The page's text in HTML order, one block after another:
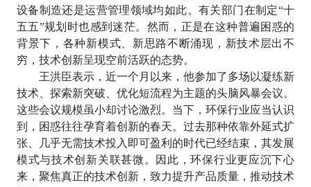
设备制造还是运营管理领域均如此。有关部门在制定“十
五五”规划时也感到迷茫。然而，正是在这种普遍困惑的
背景下，各种新模式、新思路不断涌现，新技术层出不
穷，技术创新呈现空前活跃的态势。
王洪臣表示，近一个月以来，他参加了多场以凝练新
技术、探索新突破、优化短流程为主题的头脑风暴会议。
这些会议规模虽小却讨论激烈。当下，环保行业应当认识
到，困惑往往孕育着创新的春天。过去那种依靠外延式扩
张、几乎无需技术投入即可盈利的时代已经结束，其发展
模式与技术创新关联甚微。因此，环保行业更应沉下心
来，聚焦真正的技术创新，致力提升产品质量，推动技术